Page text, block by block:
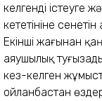
келгенді істеуге
кететініне
Екінші жағынан
аяушылық
кез-келген
ойланбастан